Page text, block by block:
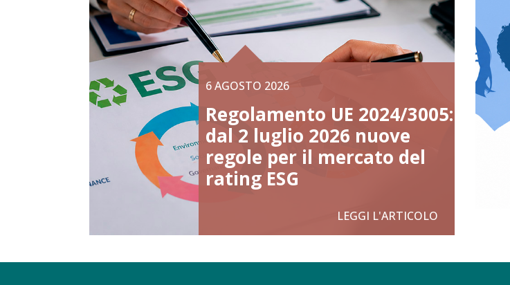
6 AGOSTO 2026
Regolamento UE 2024/3005:
dal 2 luglio 2026 nuove
regole per il mercato del
rating ESG
LEGGI L'ARTICOLO